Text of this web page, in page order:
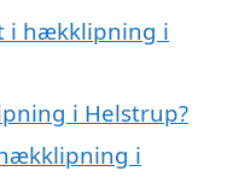
i hækklipning i
i Helstrup?
i